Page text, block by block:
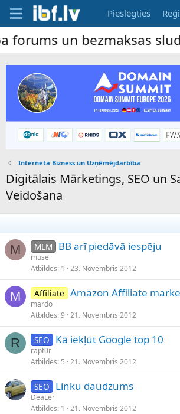
Pieslēgties
un bezmaksas
Interneta Bizness un Uzņēmējdarbība
Digitālais Mārketings, SEO un
Veidošana
M MLM BB arī piedāvā iespēju
muse
Atbildes 1 23. Novembris 2012
M Affiliate Amazon Affiliate
mardo
Atbildes 9 21. Novembris 2012
R SEO Kā iekļūt Google top 10
rapt0r
Atbildes 5 21. Novembris 2012
SEO Linku daudzums
DeaLer
Atbildes 1 21. Novembris 2012